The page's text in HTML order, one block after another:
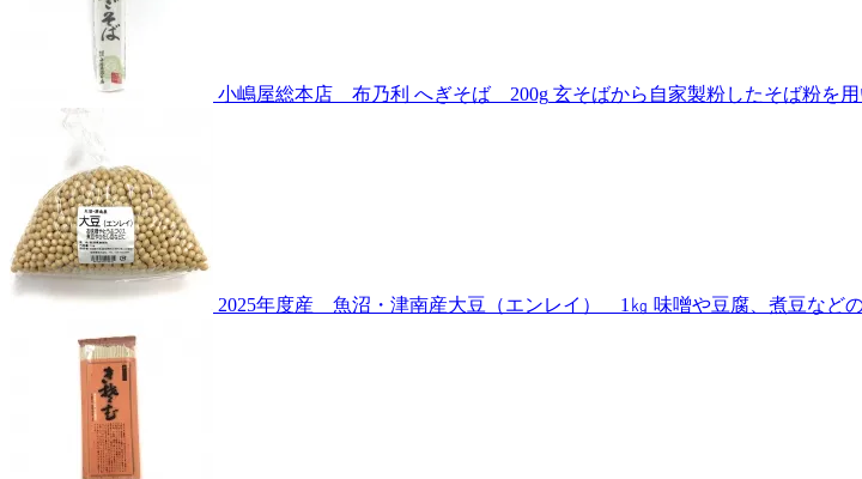
小嶋屋総本店 布乃利 へぎそば 200g 玄そばから自家製粉したそば粉を
2025年度産 魚沼・津南産大豆（エンレイ） 1㎏ 味噌や豆腐、煮豆など